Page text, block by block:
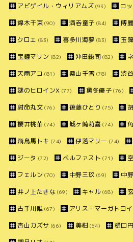
アビゲイル・ウィリアムズ (93) コ
錦木千束 (90) 酒呑童子 (84) 博
クロエ (83) 喜多川海夢 (83) 玉
宝鐘マリン (82) 沖田総司 (82)
天雨アコ (81) 桑山千雪 (78) 渋
謎のヒロインX (77) 黛冬優子 (76)
射命丸文 (76) 後藤ひとり (75)
櫻井桃華 (74) 城ヶ崎莉嘉 (74)
飛鳥馬トキ (74) 伊落マリー (74)
ジータ (72) ベルファスト (71)
フェルン (70) 中野三玖 (69) 中
井ノ上たきな (69) キャル (68)
古手川唯 (67) アリス・マーガトロ
杏山カズサ (66) 美柑 (64) 樋口